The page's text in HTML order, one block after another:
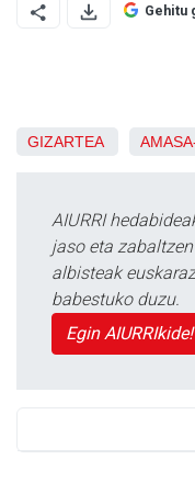
Gehitu
GIZARTEA
AIURRI
jaso eta
albisteak
babestuko duzu.
Egin AIURRIkide!